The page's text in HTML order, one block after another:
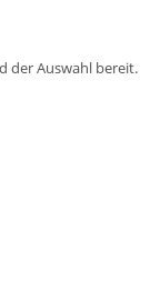
der Auswahl bereit.